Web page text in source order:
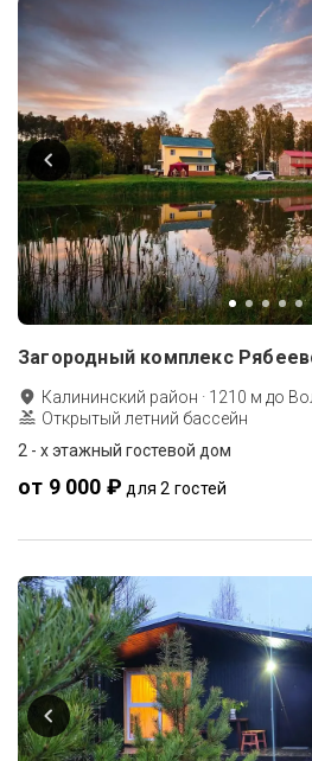
Загородный комплекс
Калининский район · 1210 м до
Открытый летний бассейн
2 - х этажный гостевой дом
от 9 000 ₽ для 2 гостей